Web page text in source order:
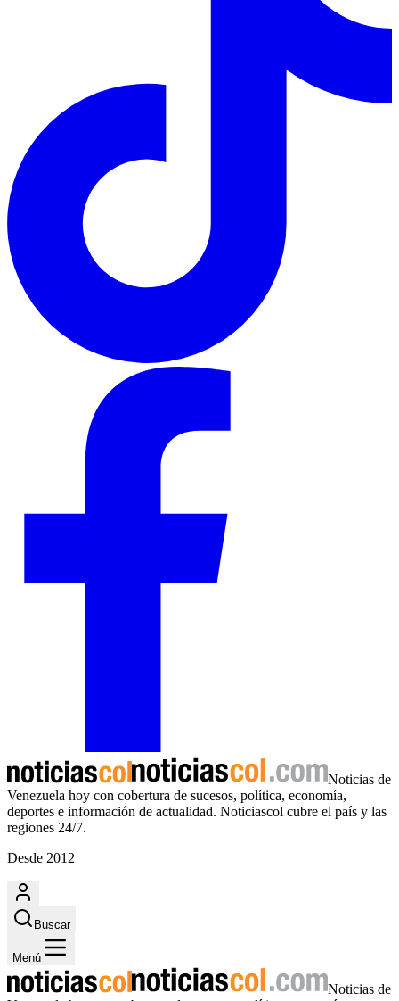
Noticias de
Venezuela hoy con cobertura de sucesos, política, economía,
deportes e información de actualidad. Noticiascol cubre el país y las
regiones 24/7.
Desde 2012
Buscar
Menú
Noticias de